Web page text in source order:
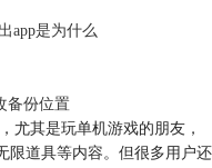
件
保存位置，可以再做一次导
app是为什么
备份位置
尤其是玩单机游戏的朋友，
限道具等内容。但很多用户还